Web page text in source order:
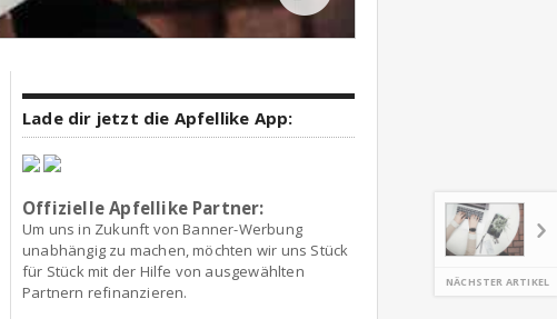
NÄCHSTER ARTIKEL
Lade dir jetzt die Apfellike App:
Offizielle Apfellike Partner:
Um uns in Zukunft von Banner-Werbung
unabhängig zu machen, möchten wir uns Stück
für Stück mit der Hilfe von ausgewählten
Partnern refinanzieren.